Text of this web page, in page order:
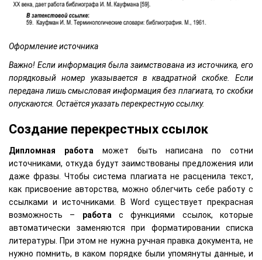
Оформление источника
Важно! Если информация была заимствована из источника, его
порядковый номер указывается в квадратной скобке. Если
передана лишь смысловая информация без плагиата, то скобки
опускаются. Остаётся указать перекрестную ссылку.
Создание перекрестных ссылок
Дипломная работа может быть написана по сотни
источниками, откуда будут заимствованы предложения или
даже фразы. Чтобы система плагиата не расценила текст,
как присвоение авторства, можно облегчить себе работу с
ссылками и источниками. В Word существует прекрасная
возможность – работа с функциями ссылок, которые
автоматически заменяются при форматировании списка
литературы. При этом не нужна ручная правка документа, не
нужно помнить, в каком порядке были упомянуты данные, и